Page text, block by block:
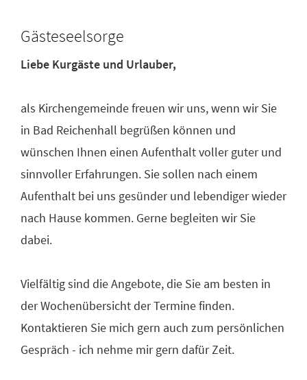
Gästeseelsorge
Liebe Kurgäste und Urlauber,
als Kirchengemeinde freuen wir uns, wenn wir Sie
in Bad Reichenhall begrüßen können und
wünschen Ihnen einen Aufenthalt voller guter und
sinnvoller Erfahrungen. Sie sollen nach einem
Aufenthalt bei uns gesünder und lebendiger wieder
nach Hause kommen. Gerne begleiten wir Sie
dabei.
Vielfältig sind die Angebote, die Sie am besten in
der Wochenübersicht der Termine finden.
Kontaktieren Sie mich gern auch zum persönlichen
Gespräch - ich nehme mir gern dafür Zeit.